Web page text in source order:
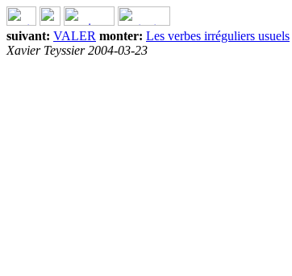
suivant: VALER monter: Les verbes irréguliers usuels
Xavier Teyssier 2004-03-23